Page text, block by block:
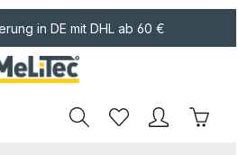
in DE mit DHL ab 60 €